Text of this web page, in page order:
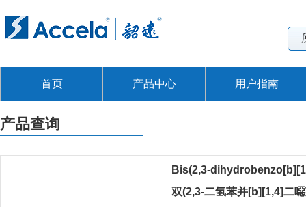
首页 产品中心 用户指南
产品查询
Bis(2,3-
双(2,3-二氢苯并[b][1,4]二